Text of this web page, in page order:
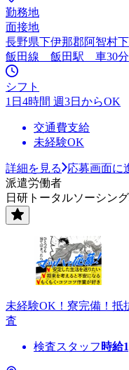
勤務地
面接地
長野県下伊那郡阿智村
飯田線 飯田駅 車30分
シフト
1日4時間 週3日からOK
交通費支給
未経験OK
詳細を見る
応募画面に
派遣労働者
日研トータルソーシン
未経験OK！寮完備！抵
査
検査スタッフ 時給